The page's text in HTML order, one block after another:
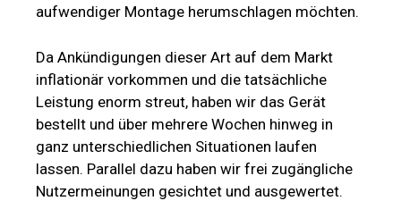
aufwendiger Montage herumschlagen möchten.
Da Ankündigungen dieser Art auf dem Markt
inflationär vorkommen und die tatsächliche
Leistung enorm streut, haben wir das Gerät
bestellt und über mehrere Wochen hinweg in
ganz unterschiedlichen Situationen laufen
lassen. Parallel dazu haben wir frei zugängliche
Nutzermeinungen gesichtet und ausgewertet.